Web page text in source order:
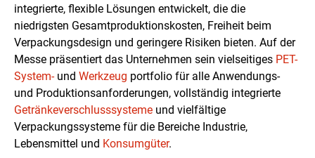
integrierte, flexible Lösungen entwickelt, die die
niedrigsten Gesamtproduktionskosten, Freiheit beim
Verpackungsdesign und geringere Risiken bieten. Auf der
Messe präsentiert das Unternehmen sein vielseitiges PET-
System-und Werkzeug portfolio für alle Anwendungs-
und Produktionsanforderungen, vollständig integrierte
Getränkeverschlusssysteme und vielfältige
Verpackungssysteme für die Bereiche Industrie,
Lebensmittel und Konsumgüter.